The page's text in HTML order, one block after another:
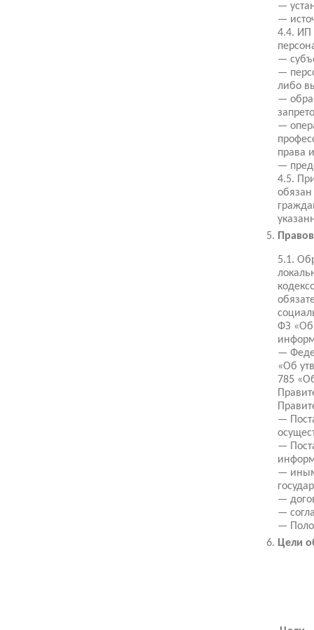
—
—
4.4. ИП
—
—
либо
—
—
права
—
4.5.
5.1.
ФЗ «Об
—
«Об
785
—
—
—
—
—
—
Цели